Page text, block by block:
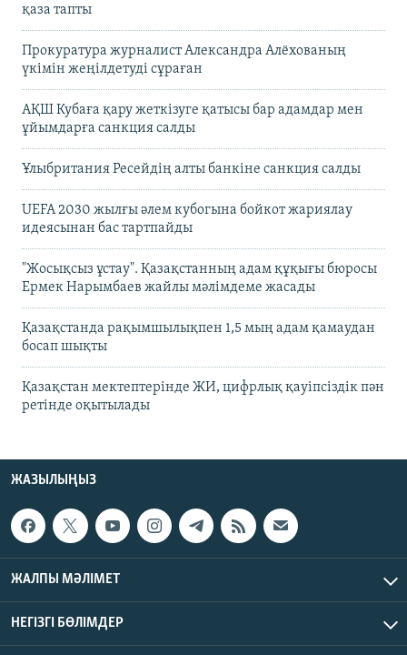
қаза тапты
Прокуратура журналист Александра Алёхованың
үкімін жеңілдетуді сұраған
АҚШ Кубаға қару жеткізуге қатысы бар адамдар мен
ұйымдарға санкция салды
Ұлыбритания Ресейдің алты банкіне санкция салды
UEFA 2030 жылғы әлем кубогына бойкот жариялау
идеясынан бас тартпайды
"Жосықсыз ұстау". Қазақстанның адам құқығы бюросы
Ермек Нарымбаев жайлы мәлімдеме жасады
Қазақстанда рақымшылықпен 1,5 мың адам қамаудан
босап шықты
Қазақстан мектептерінде ЖИ, цифрлық қауіпсіздік пән
ретінде оқытылады
ЖАЗЫЛЫҢЫЗ
ЖАЛПЫ МӘЛІМЕТ
НЕГІЗГІ БӨЛІМДЕР